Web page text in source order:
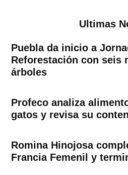
Ultimas
Puebla da inicio a
Reforestación con seis
árboles
Profeco analiza
gatos y revisa su
Romina Hinojosa
Francia Femenil y